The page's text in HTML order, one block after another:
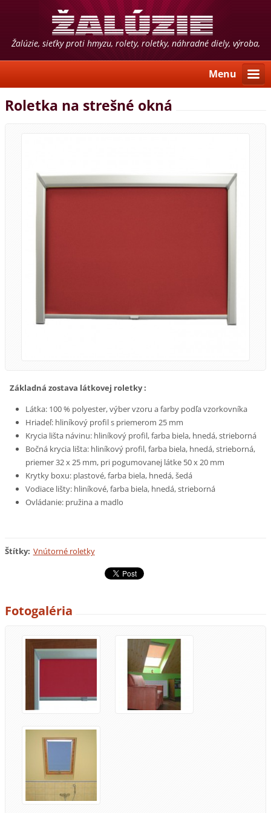
Žalúzie, sieťky proti hmyzu, rolety, roletky, náhradné diely, výroba,
Menu
Roletka na strešné okná
Základná zostava látkovej roletky :
Látka: 100 % polyester, výber vzoru a farby podľa vzorkovníka
Hriadeľ: hliníkový profil s priemerom 25 mm
Krycia lišta návinu: hliníkový profil, farba biela, hnedá, strieborná
Bočná krycia lišta: hliníkový profil, farba biela, hnedá, strieborná,
priemer 32 x 25 mm, pri pogumovanej látke 50 x 20 mm
Krytky boxu: plastové, farba biela, hnedá, šedá
Vodiace lišty: hliníkové, farba biela, hnedá, strieborná
Ovládanie: pružina a madlo
Štítky: Vnútorné roletky
Fotogaléria